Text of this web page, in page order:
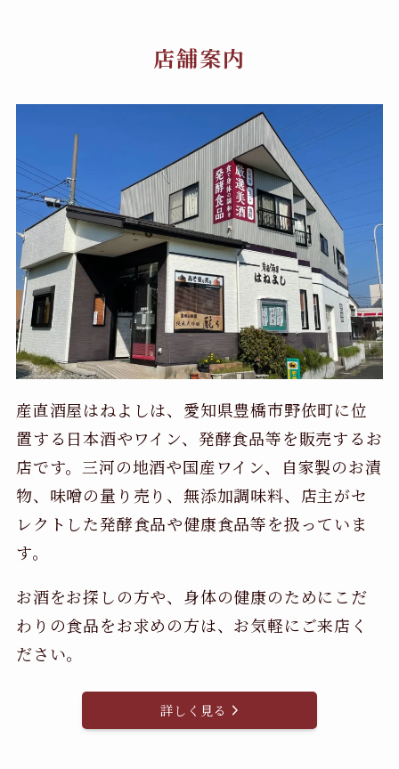
店舗案内
産直酒屋はねよしは、愛知県豊橋市野依町に位
置する日本酒やワイン、発酵食品等を販売するお
店です。三河の地酒や国産ワイン、自家製のお漬
物、味噌の量り売り、無添加調味料、店主がセ
レクトした発酵食品や健康食品等を扱っていま
す。
お酒をお探しの方や、身体の健康のためにこだ
わりの食品をお求めの方は、お気軽にご来店く
ださい。
詳しく見る